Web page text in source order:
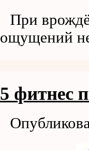
При
ощущений
5 фитнес